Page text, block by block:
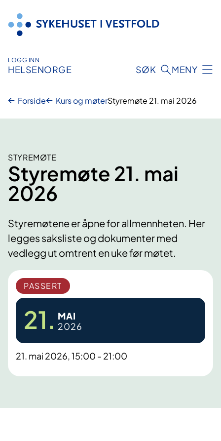
innhold
LOGG INN
HELSENORGE SØK MENY
Forside Kurs og møterStyremøte 21. mai 2026
STYREMØTE
Styremøte 21. mai
2026
Styremøtene er åpne for allmennheten. Her
legges saksliste og dokumenter med
vedlegg ut omtrent en uke før møtet.
PASSERT
21. MAI
2026
21. mai 2026, 15:00 - 21:00